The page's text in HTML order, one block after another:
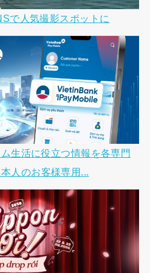
で人気撮影スポットに
生活に役立つ情報を各専門
人のお客様専用...